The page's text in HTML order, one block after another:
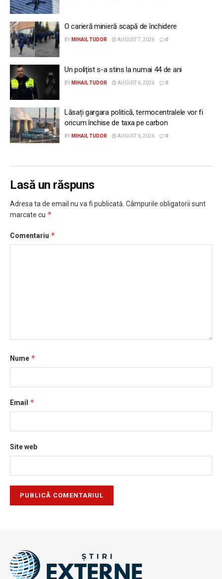
O carieră minieră scapă de închidere
BY MIHAIL TUDOR AUGUST 7, 2026 0
Un polițist s-a stins la numai 44 de ani
BY MIHAIL TUDOR AUGUST 6, 2026 0
Lăsați gargara politică, termocentralele vor fi
oricum închise de taxa pe carbon
BY MIHAIL TUDOR AUGUST 6, 2026 0
Lasă un răspuns
Adresa ta de email nu va fi publicată. Câmpurile obligatorii sunt
marcate cu *
Comentariu *
Nume *
Email *
Site web